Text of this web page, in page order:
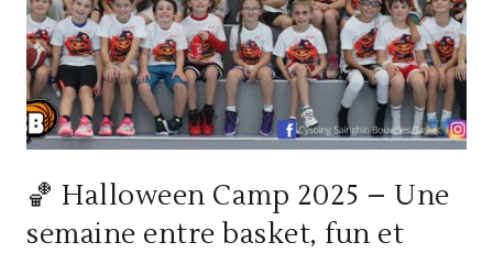
INTENSIVE
ET
PLEINE
D’ÉNERGIE
!
🏀 Halloween Camp 2025 – Une
semaine entre basket, fun et